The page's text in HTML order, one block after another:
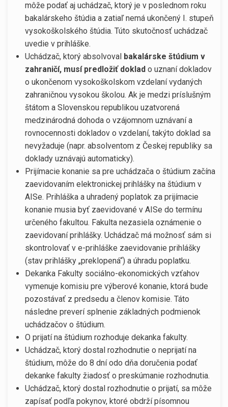
môže podať aj uchádzač, ktorý je v poslednom roku
bakalárskeho štúdia a zatiaľ nemá ukončený I. stupeň
vysokoškolského štúdia. Túto skutočnosť uchádzač
uvedie v prihláške.
Uchádzač, ktorý absolvoval bakalárske štúdium v
zahraničí, musí predložiť doklad o uznaní dokladov
o ukončenom vysokoškolskom vzdelaní vydaných
zahraničnou vysokou školou. Ak je medzi príslušným
štátom a Slovenskou republikou uzatvorená
medzinárodná dohoda o vzájomnom uznávaní a
rovnocennosti dokladov o vzdelaní, takýto doklad sa
nevyžaduje (napr. absolventom z Českej republiky sa
doklady uznávajú automaticky).
Prijímacie konanie sa pre uchádzača o štúdium začína
zaevidovaním elektronickej prihlášky na štúdium v
AISe. Prihláška a uhradený poplatok za prijímacie
konanie musia byť zaevidované v AISe do termínu
určeného fakultou. Fakulta nezasiela oznámenie o
zaevidovaní prihlášky. Uchádzač má možnosť sám si
skontrolovať v e-prihláške zaevidovanie prihlášky
(stav prihlášky „preklopená“) a úhradu poplatku.
Dekanka Fakulty sociálno-ekonomických vzťahov
vymenuje komisiu pre výberové konanie, ktorá bude
pozostávať z predsedu a členov komisie. Táto
následne preverí splnenie základných podmienok
uchádzačov o štúdium.
O prijatí na štúdium rozhoduje dekanka fakulty.
Uchádzač, ktorý dostal rozhodnutie o neprijatí na
štúdium, môže do 8 dní odo dňa doručenia podať
dekanke fakulty žiadosť o preskúmanie rozhodnutia.
Uchádzač, ktorý dostal rozhodnutie o prijatí, sa môže
zapísať podľa pokynov, ktoré obdrží písomnou